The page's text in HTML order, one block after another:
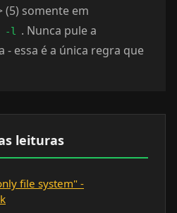
(5) somente em
-l
. Nunca pule a
- essa é a única regra que
leituras
file system" -